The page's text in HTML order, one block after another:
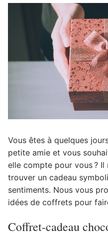
Vous êtes à quelques
petite amie et vous
elle compte pour vous ? Il
trouver un cadeau
sentiments. Nous vous
idées de coffrets pour
Coffret-cadeau